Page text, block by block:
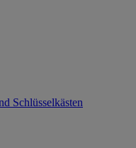
Schlüsselkästen